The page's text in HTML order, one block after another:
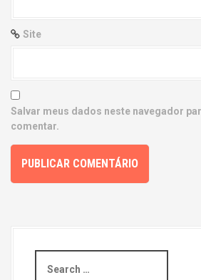
Site
Salvar meus dados neste navegador
comentar.